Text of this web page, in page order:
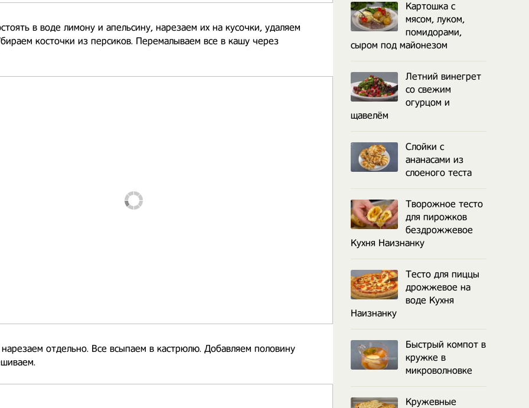
в воде лимону и апельсину, нарезаем их на кусочки, удаляем
косточки из персиков. Перемалываем все в кашу через
отдельно. Все всыпаем в кастрюлю. Добавляем половину
Картошка с
мясом, луком,
помидорами,
сыром под майонезом
Летний винегрет
со свежим
огурцом и
щавелём
Слойки с
ананасами из
слоеного теста
Творожное тесто
для пирожков
бездрожжевое
Кухня Наизнанку
Тесто для пиццы
дрожжевое на
воде Кухня
Наизнанку
Быстрый компот в
кружке в
микроволновке
Кружевные